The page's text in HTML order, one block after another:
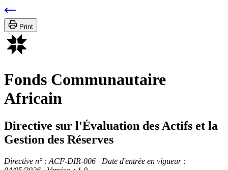
Print
Fonds Communautaire
Africain
Directive sur l'Évaluation des Actifs et la
Gestion des Réserves
Directive n° : ACF-DIR-006 | Date d'entrée en vigueur :